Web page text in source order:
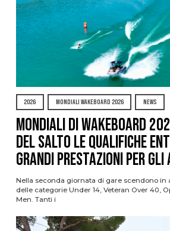
2026 MONDIALI WAKEBOARD 2026 NEWS
Mondiali di Wakeboard
del Salto le qualifiche
grandi prestazioni per gli
Nella seconda giornata di gare scendono
delle categorie Under 14, Veteran Over 40,
Men. Tanti i